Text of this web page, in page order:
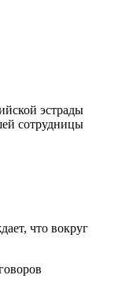
эстрады
сотрудницы
что вокруг